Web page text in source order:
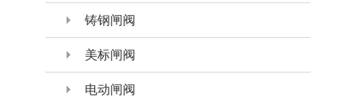
铸钢闸阀
美标闸阀
电动闸阀